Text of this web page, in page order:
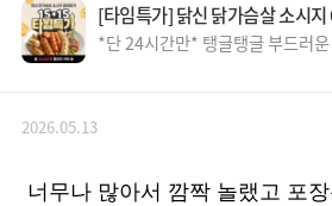
[타임특가] 닭신 닭가슴살 소시
*단 24시간만* 탱글탱글 부드러
2026.05.13
너무나 많아서 깜짝 놀랬고 포